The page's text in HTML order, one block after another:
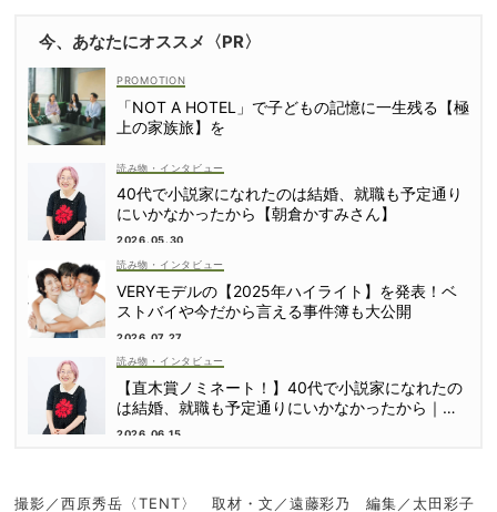
今、あなたにオススメ〈PR〉
「NOT A HOTEL」で子どもの記憶に一生残る【極
上の家族旅】を
読み物・インタビュー
40代で小説家になれたのは結婚、就職も予定通り
にいかなかったから【朝倉かすみさん】
2026.05.30
読み物・インタビュー
VERYモデルの【2025年ハイライト】を発表！ベ
ストバイや今だから言える事件簿も大公開
2026.07.27
読み物・インタビュー
【直木賞ノミネート！】40代で小説家になれたの
は結婚、就職も予定通りにいかなかったから｜朝
倉かすみさん
2026.06.15
撮影／西原秀岳〈TENT〉 取材・文／遠藤彩乃 編集／太田彩子